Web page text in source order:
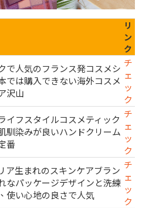
リ
ン
ク
で人気のフランス発コスメシ
では購入できない海外コスメ
沢山
チ
ェ
ッ
ク
イフスタイルコスメティック
馴染みが良いハンドクリーム
番
チ
ェ
ッ
ク
ア生まれのスキンケアブラン
なパッケージデザインと洗練
使い心地の良さで人気
チ
ェ
ッ
ク